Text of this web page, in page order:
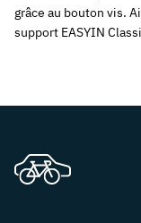
grâce au bouton vis.
support EASYIN